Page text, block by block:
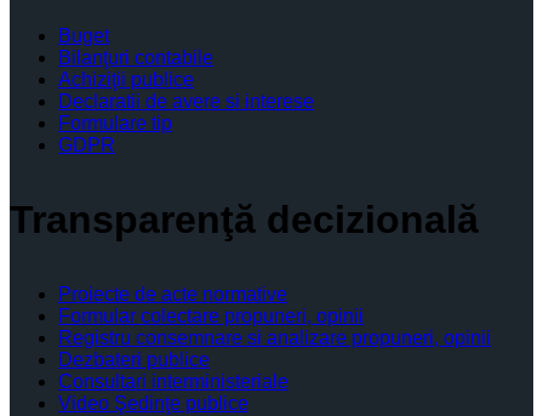
Buget
Bilanţuri contabile
Achiziţii publice
Declaratii de avere si interese
Formulare tip
GDPR
Transparenţă decizională
Proiecte de acte normative
Formular colectare propuneri, opinii
Registru consemnare si analizare propuneri, opinii
Dezbateri publice
Consultari interministeriale
Video Şedinţe publice